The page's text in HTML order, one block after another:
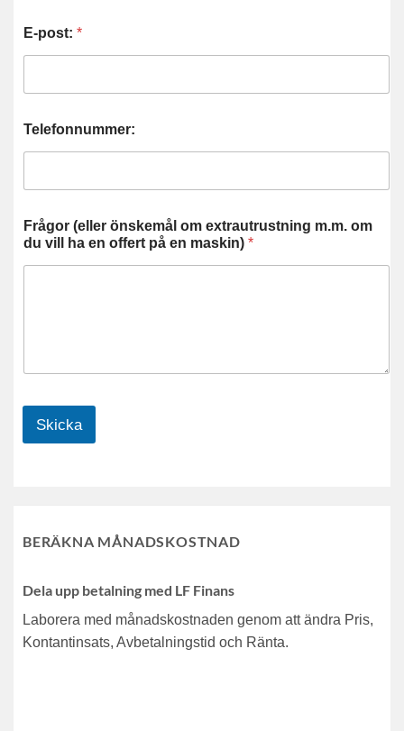
E-post: *
Telefonnummer:
Frågor (eller önskemål om extrautrustning m.m. om
du vill ha en offert på en maskin) *
Skicka
BERÄKNA MÅNADSKOSTNAD
Dela upp betalning med LF Finans
Laborera med månadskostnaden genom att ändra Pris,
Kontantinsats, Avbetalningstid och Ränta.